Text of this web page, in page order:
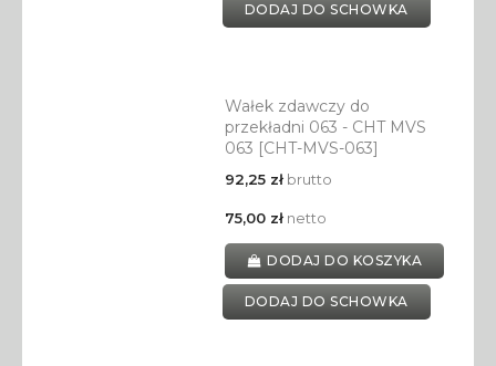
DODAJ DO SCHOWKA
Wałek zdawczy do
przekładni 063 - CHT MVS
063 [CHT-MVS-063]
92,25 złbrutto
75,00 złnetto
DODAJ DO KOSZYKA
DODAJ DO SCHOWKA